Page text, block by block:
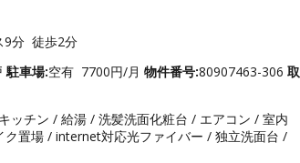
4
6
9分 徒歩2分
駐車場:空有 7700円/月 物件番号:80907463-306 取
ッチン / 給湯 / 洗髪洗面化粧台 / エアコン / 室内
置場 / internet対応光ファイバー / 独立洗面台 /